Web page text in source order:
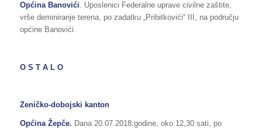
Općina Banovići. Uposlenici Federalne uprave civilne zaštite,
vrše deminiranje terena, po zadatku „Pribitkovići“ III, na području
općine Banovići.
O S T A L O
Zeničko-dobojski kanton
Općina Žepče. Dana 20.07.2018.godine, oko 12,30 sati, po